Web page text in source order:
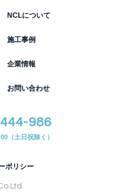
NCLについて
施工事例
企業情報
お問い合わせ
986
（土日祝除く）
ポリシー